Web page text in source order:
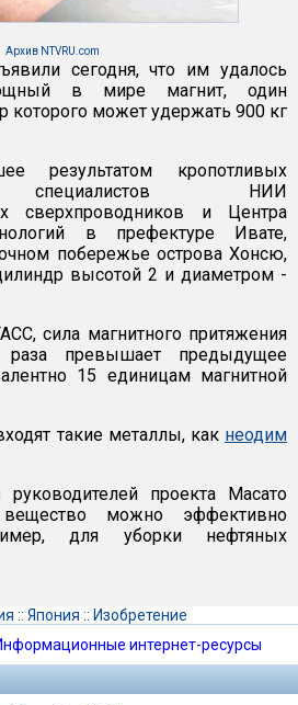
Архив NTVRU.com
сегодня, что им удалось
в мире магнит, один
которого может удержать 900 кг
результатом кропотливых
специалистов НИИ
сверхпроводников и Центра
в префектуре Ивате,
побережье острова Хонсю,
высотой 2 и диаметром -
сила магнитного притяжения
превышает предыдущее
15 единицам магнитной
такие металлы, как неодим
проекта Масато
можно эффективно
для уборки нефтяных
:: Япония :: Изобретение
интернет-ресурсы